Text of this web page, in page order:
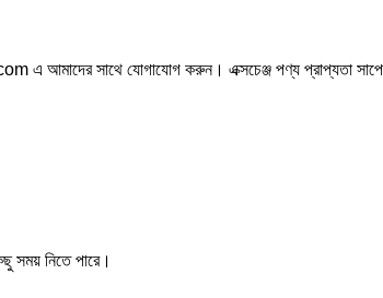
এ আমাদের সাথে যোগাযোগ করুন। এক্সচেঞ্জ পণ্য প্রাপ্যতা
সময় নিতে পারে।